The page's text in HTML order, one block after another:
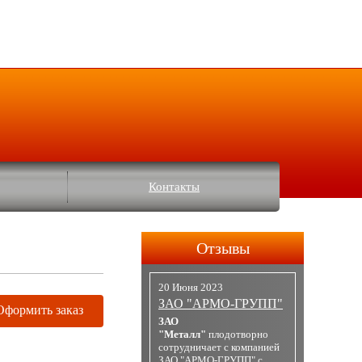
Контакты
заказ
Отзывы
20 Июня 2023
ЗАО "АРМО-ГРУПП"
ЗАО
"Металл" плодотворно
сотрудничает с компанией